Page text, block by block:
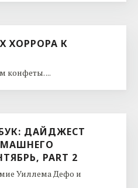
ХОРРОРА К
конфеты. ...
ДАЙДЖЕСТ
PART 2
Уиллема Дефо и